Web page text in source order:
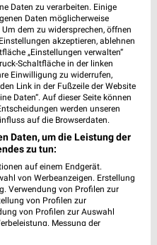
Uhr | Geschlossen
Adelmannsfelden
14:00 - 18:00 Uhr |
1 Prospekt
Daten zu verarbeiten. Einige
Daten möglicherweise
dem zu widersprechen, öffnen
akzeptieren, ablehnen
„Einstellungen verwalten“
Schaltfläche in der linken
Einwilligung zu widerrufen,
Link in der Fußzeile der Website
Daten“. Auf dieser Seite können
werden unseren
auf die Browserdaten.
Daten, um die Leistung der
zu tun:
auf einem Endgerät.
von Werbeanzeigen. Erstellung
Verwendung von Profilen zur
von Profilen zur
von Profilen zur Auswahl
Messung der